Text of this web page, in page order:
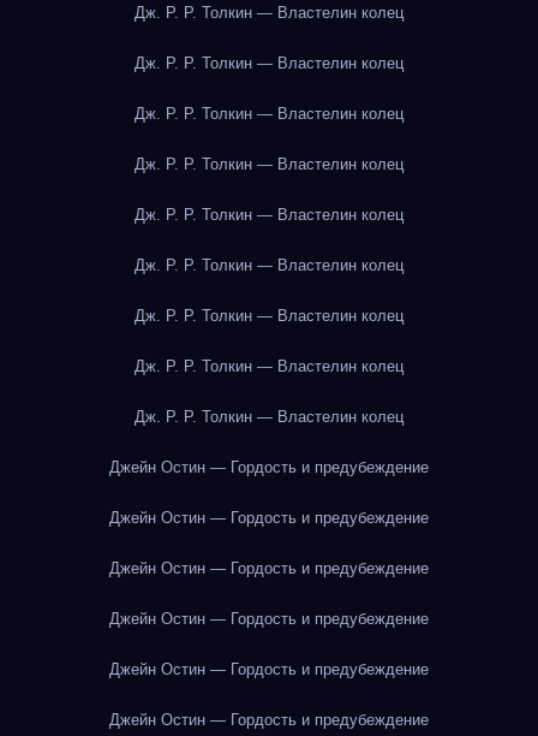
Дж. Р. Р. Толкин — Властелин колец
Дж. Р. Р. Толкин — Властелин колец
Дж. Р. Р. Толкин — Властелин колец
Дж. Р. Р. Толкин — Властелин колец
Дж. Р. Р. Толкин — Властелин колец
Дж. Р. Р. Толкин — Властелин колец
Дж. Р. Р. Толкин — Властелин колец
Дж. Р. Р. Толкин — Властелин колец
Дж. Р. Р. Толкин — Властелин колец
Джейн Остин — Гордость и предубеждение
Джейн Остин — Гордость и предубеждение
Джейн Остин — Гордость и предубеждение
Джейн Остин — Гордость и предубеждение
Джейн Остин — Гордость и предубеждение
Джейн Остин — Гордость и предубеждение